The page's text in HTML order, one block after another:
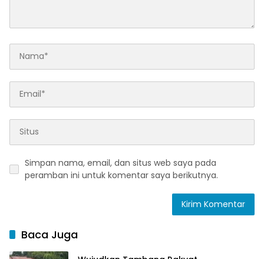
Simpan nama, email, dan situs web saya pada
peramban ini untuk komentar saya berikutnya.
Baca Juga